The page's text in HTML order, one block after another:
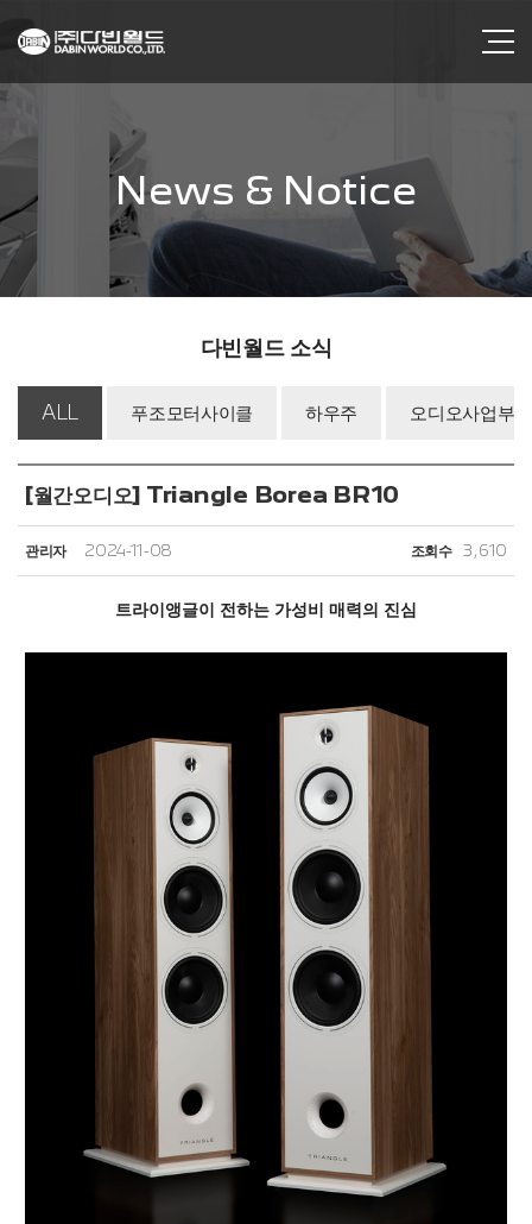
News & Notice
다빈월드 소식
ALL 푸조모터사이클 하우주 오디오사업부
[월간오디오] Triangle Borea BR10
관리자 2024-11-08 조회수 3,610
트라이앵글이 전하는 가성비 매력의 진심